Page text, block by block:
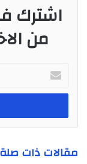
اشترك
من
خ
ب
د
مقالات ذات صلة